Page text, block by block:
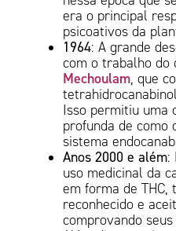
era o principal
psicoativos da
1964: A grande
com o trabalho do
Mechoulam, que
Isso permitiu uma
profunda de como
sistema
Anos 2000 e além:
uso medicinal da
em forma de THC,
reconhecido e
comprovando